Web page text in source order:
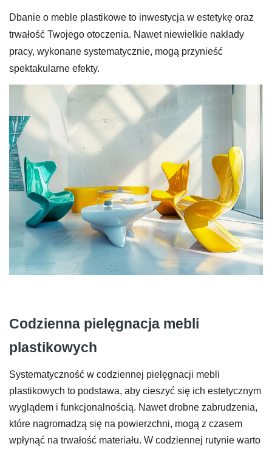
Dbanie o meble plastikowe to inwestycja w estetykę oraz
trwałość Twojego otoczenia. Nawet niewielkie nakłady
pracy, wykonane systematycznie, mogą przynieść
spektakularne efekty.
Codzienna pielęgnacja mebli
plastikowych
Systematyczność w codziennej pielęgnacji mebli
plastikowych to podstawa, aby cieszyć się ich estetycznym
wyglądem i funkcjonalnością. Nawet drobne zabrudzenia,
które nagromadzą się na powierzchni, mogą z czasem
wpłynąć na trwałość materiału. W codziennej rutynie warto